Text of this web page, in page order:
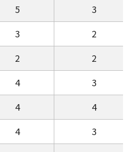
5
3
3
2
2
2
4
3
4
4
4
3